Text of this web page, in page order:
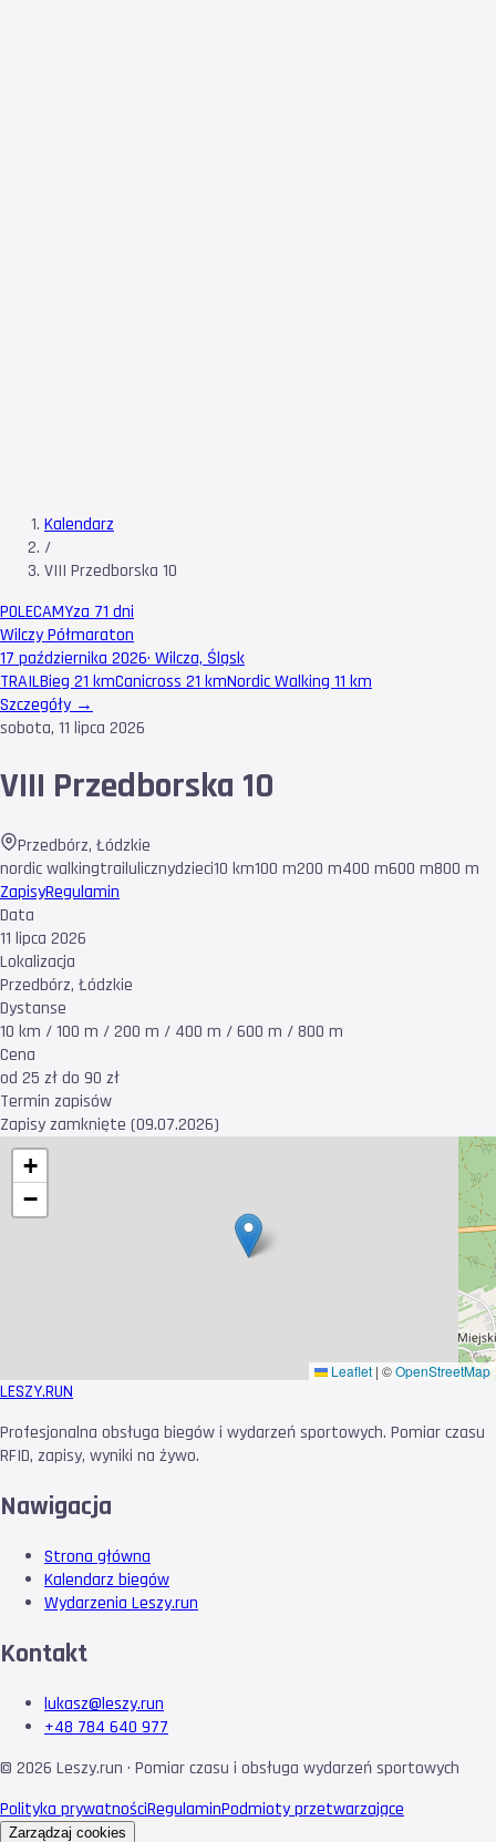
Kalendarz
/
VIII Przedborska 10
POLECAMYza 71 dni
Wilczy Półmaraton
17 października 2026· Wilcza, Śląsk
TRAILBieg 21 kmCanicross 21 kmNordic Walking 11 km
Szczegóły →
sobota, 11 lipca 2026
VIII Przedborska 10
Przedbórz, Łódzkie
nordic walkingtrailulicznydzieci10 km100 m200 m400 m600 m800 m
ZapisyRegulamin
Data
11 lipca 2026
Lokalizacja
Przedbórz, Łódzkie
Dystanse
10 km / 100 m / 200 m / 400 m / 600 m / 800 m
Cena
od 25 zł do 90 zł
Termin zapisów
Zapisy zamknięte (09.07.2026)
+
−
Leaflet | ©OpenStreetMap
LESZY.RUN
Profesjonalna obsługa biegów i wydarzeń sportowych. Pomiar czasu
RFID, zapisy, wyniki na żywo.
Nawigacja
Strona główna
Kalendarz biegów
Wydarzenia Leszy.run
Kontakt
lukasz@leszy.run
+48 784 640 977
© 2026 Leszy.run · Pomiar czasu i obsługa wydarzeń sportowych
Polityka prywatnościRegulaminPodmioty przetwarzające
Zarządzaj cookies